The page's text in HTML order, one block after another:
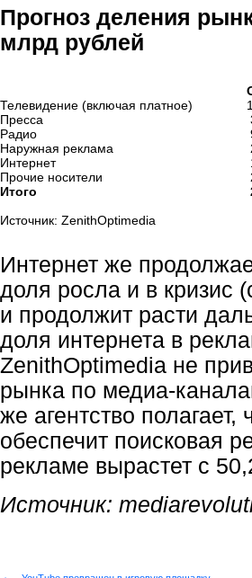
Прогноз деления
млрд рублей
Телевидение (включая платное)
Пресса
Радио
Наружная реклама
Интернет
Прочие носители
Итого
Источник: ZenithOptimedia
Интернет же
доля росла и в кризис
и продолжит расти
доля интернета в
ZenithOptimedia не
рынка по медиа-
же агентство
обеспечит поисковая
рекламе вырастет с
Источник: